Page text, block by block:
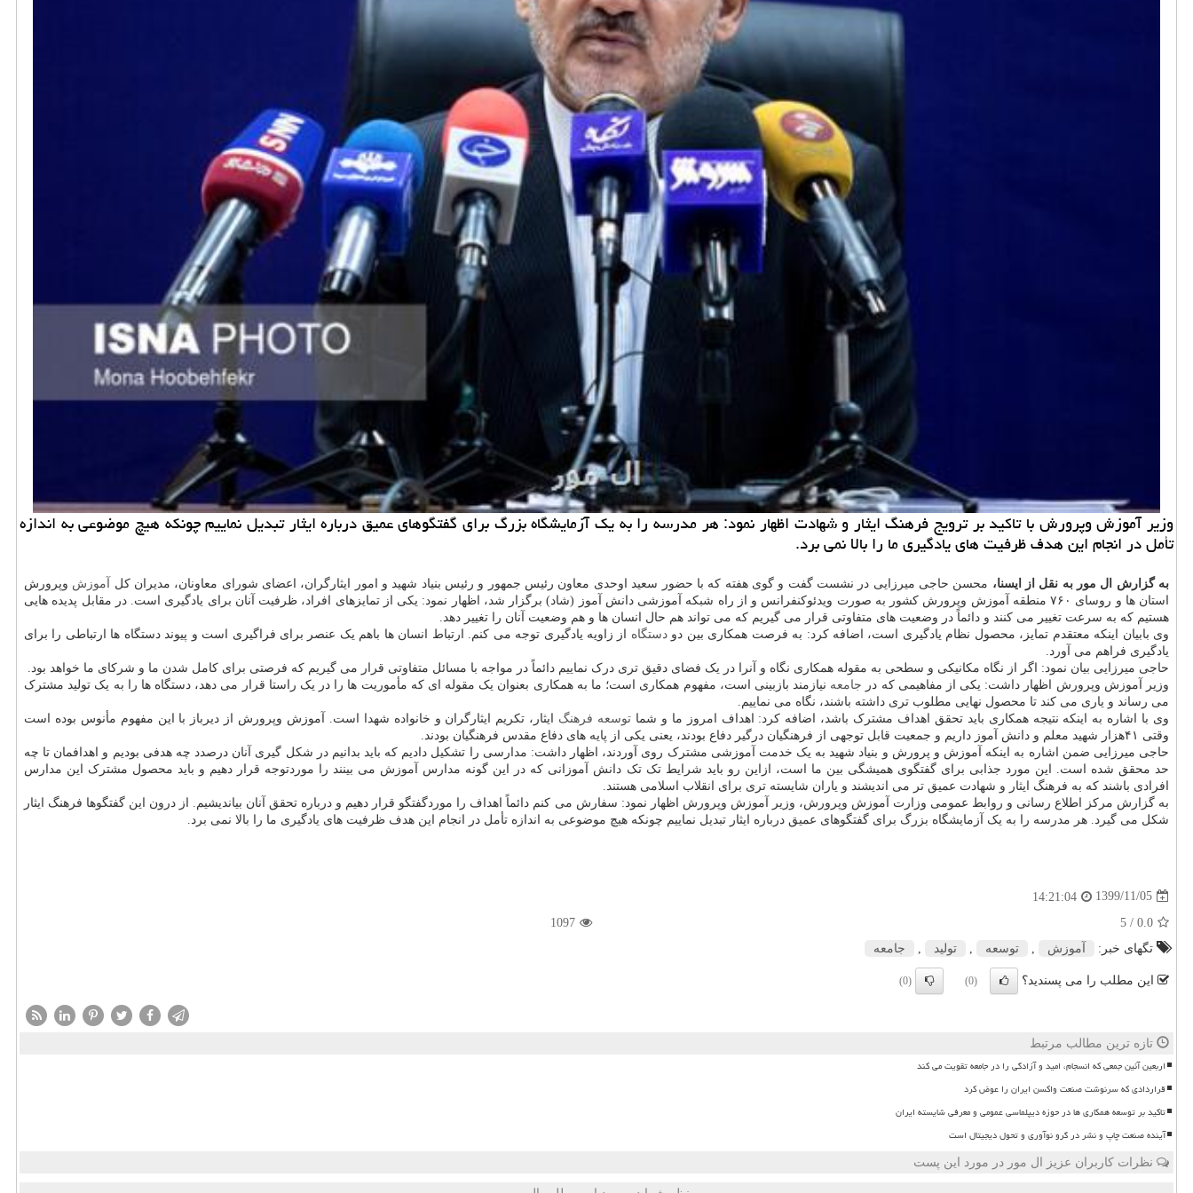
وزیر آموزش وپرورش با تاکید بر ترویج فرهنگ ایثار و شهادت اظهار نمود: هر مدرسه را به یک آزمایشگاه بزرگ برای گفتگوهای عمیق درباره ایثار تبدیل نماییم چونکه هیچ موضوعی به اندازه
تأمل در انجام این هدف ظرفیت های یادگیری ما را بالا نمی برد.
به گزارش ال مور به نقل از ایسنا، محسن حاجی میرزایی در نشست گفت و گوی هفته که با حضور سعید اوحدی معاون رئیس جمهور و رئیس بنیاد شهید و امور ایثارگران، اعضای شورای معاونان، مدیران کل آموزش وپرورش
استان ها و روسای ۷۶۰ منطقه آموزش وپرورش کشور به صورت ویدئوکنفرانس و از راه شبکه آموزشی دانش آموز (شاد) برگزار شد، اظهار نمود: یکی از تمایزهای افراد، ظرفیت آنان برای یادگیری است. در مقابل پدیده هایی
هستیم که به سرعت تغییر می کنند و دائماً در وضعیت های متفاوتی قرار می گیریم که می تواند هم حال انسان ها و هم وضعیت آنان را تغییر دهد.
وی بابیان اینکه معتقدم تمایز، محصول نظام یادگیری است، اضافه کرد: به فرصت همکاری بین دودستگاه از زاویه یادگیری توجه می کنم. ارتباط انسان ها باهم یک عنصر برای فراگیری است و پیوند دستگاه ها ارتباطی را برای
یادگیری فراهم می آورد.
حاجی میرزایی بیان نمود: اگر از نگاه مکانیکی و سطحی به مقوله همکاری نگاه و آنرا در یک فضای دقیق تری درک نماییم دائماً در مواجه با مسائل متفاوتی قرار می گیریم که فرصتی برای کامل شدن ما و شرکای ما خواهد بود.
وزیر آموزش وپرورش اظهار داشت: یکی از مفاهیمی که در جامعه نیازمند بازبینی است، مفهوم همکاری است؛ ما به همکاری بعنوان یک مقوله ای که مأموریت ها را در یک راستا قرار می دهد، دستگاه ها را به یک تولید مشترک
می رساند و یاری می کند تا محصول نهایی مطلوب تری داشته باشند، نگاه می نماییم.
وی با اشاره به اینکه نتیجه همکاری باید تحقق اهداف مشترک باشد، اضافه کرد: اهداف امروز ما و شما توسعه فرهنگ ایثار، تکریم ایثارگران و خانواده شهدا است. آموزش وپرورش از دیرباز با این مفهوم مأنوس بوده است
وقتی ۴۱هزار شهید معلم و دانش آموز داریم و جمعیت قابل توجهی از فرهنگیان درگیر دفاع بودند، یعنی یکی از پایه های دفاع مقدس فرهنگیان بودند.
حاجی میرزایی ضمن اشاره به اینکه آموزش و پرورش و بنیاد شهید به یک خدمت آموزشی مشترک روی آوردند، اظهار داشت: مدارسی را تشکیل دادیم که باید بدانیم در شکل گیری آنان درصدد چه هدفی بودیم و اهدافمان تا چه
حد محقق شده است. این مورد جذابی برای گفتگوی همیشگی بین ما است، ازاین رو باید شرایط تک تک دانش آموزانی که در این گونه مدارس آموزش می بینند را موردتوجه قرار دهیم و باید محصول مشترک این مدارس
افرادی باشند که به فرهنگ ایثار و شهادت عمیق تر می اندیشند و یاران شایسته تری برای انقلاب اسلامی هستند.
به گزارش مرکز اطلاع رسانی و روابط عمومی وزارت آموزش وپرورش، وزیر آموزش وپرورش اظهار نمود: سفارش می کنم دائماً اهداف را موردگفتگو قرار دهیم و درباره تحقق آنان بیاندیشیم. از درون این گفتگوها فرهنگ ایثار
شکل می گیرد. هر مدرسه را به یک آزمایشگاه بزرگ برای گفتگوهای عمیق درباره ایثار تبدیل نماییم چونکه هیچ موضوعی به اندازه تأمل در انجام این هدف ظرفیت های یادگیری ما را بالا نمی برد.
1399/11/05
14:21:04
0.0
/ 5
1097
تگهای خبر:
آموزش توسعه تولید جامعه
این مطلب را می پسندید؟ (0)
(0)
تازه ترین مطالب مرتبط
اربعین آئین جمعی که انسجام، امید و آزادگی را در جامعه تقویت می کند
قراردادی که سرنوشت صنعت واکسن ایران را عوض کرد
تاکید بر توسعه همکاری ها در حوزه دیپلماسی عمومی و معرفی شایسته ایران
آینده صنعت چاپ و نشر در گرو نوآوری و تحول دیجیتال است
نظرات کاربران عزیز ال مور در مورد این پست